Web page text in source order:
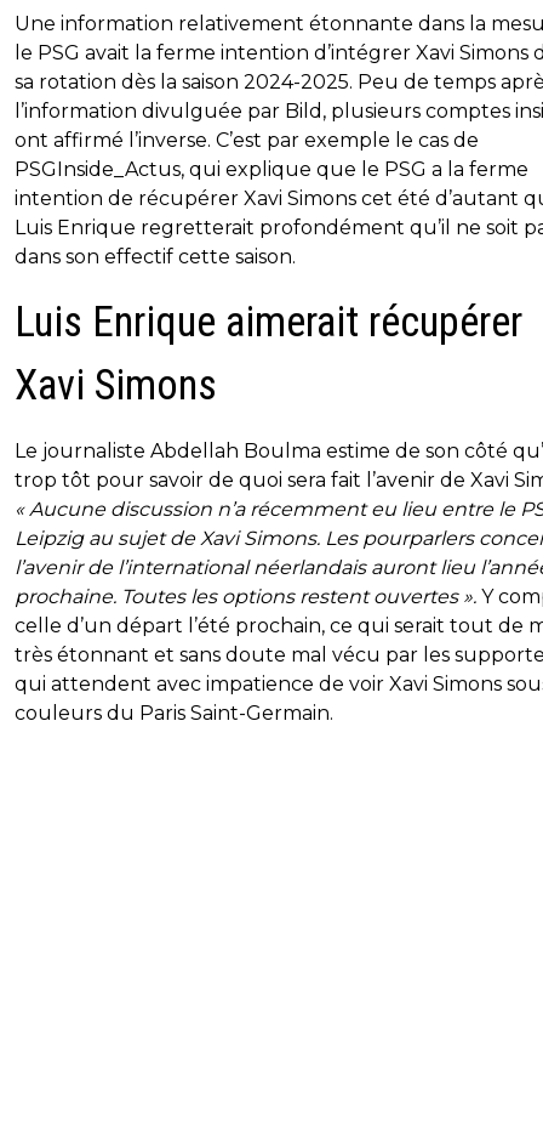
Une information relativement étonnante dans la
le PSG avait la ferme intention d’intégrer Xavi Simons
sa rotation dès la saison 2024-2025. Peu de temps
l’information divulguée par Bild, plusieurs comptes
ont affirmé l’inverse. C’est par exemple le cas de
PSGInside_Actus, qui explique que le PSG a la ferme
intention de récupérer Xavi Simons cet été d’autant
Luis Enrique regretterait profondément qu’il ne soit
dans son effectif cette saison.
Luis Enrique aimerait récupérer
Xavi Simons
Le journaliste Abdellah Boulma estime de son côté
trop tôt pour savoir de quoi sera fait l’avenir de Xavi
« Aucune discussion n’a récemment eu lieu entre le
Leipzig au sujet de Xavi Simons. Les pourparlers
l’avenir de l’international néerlandais auront lieu
prochaine. Toutes les options restent ouvertes ». Y
celle d’un départ l’été prochain, ce qui serait tout de
très étonnant et sans doute mal vécu par les
qui attendent avec impatience de voir Xavi Simons
couleurs du Paris Saint-Germain.